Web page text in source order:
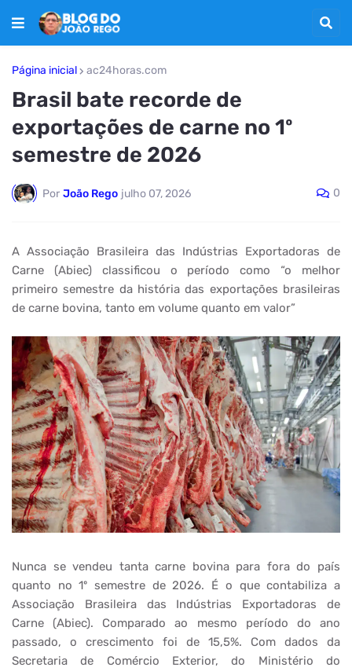
Página inicial ac24horas.com
Brasil bate recorde de
exportações de carne no 1º
semestre de 2026
Por João Rego julho 07, 2026 0
A Associação Brasileira das Indústrias Exportadoras de
Carne (Abiec) classificou o período como “o melhor
primeiro semestre da história das exportações brasileiras
de carne bovina, tanto em volume quanto em valor”
Nunca se vendeu tanta carne bovina para fora do país
quanto no 1º semestre de 2026. É o que contabiliza a
Associação Brasileira das Indústrias Exportadoras de
Carne (Abiec). Comparado ao mesmo período do ano
passado, o crescimento foi de 15,5%. Com dados da
Secretaria de Comércio Exterior, do Ministério do